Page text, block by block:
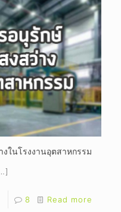
ในโรงงานอุตสาหกรรม
8 Read more